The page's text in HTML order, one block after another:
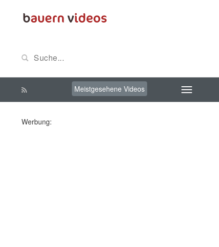
Meistgesehene Videos
Werbung: